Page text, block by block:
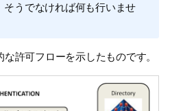
そうでなければ何も行いませ
許可フローを示したものです。